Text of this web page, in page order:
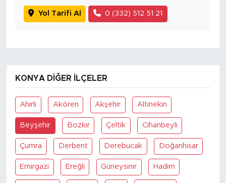
Yol Tarifi Al 0 (332) 512 51 21
KONYA DIĞER İLÇELER
Ahırlı Akören Akşehir Altınekin
Beyşehir Bozkır Çeltik Cihanbeyli
Çumra Derbent Derebucak Doğanhisar
Emirgazi Ereğli Güneysınır Hadim